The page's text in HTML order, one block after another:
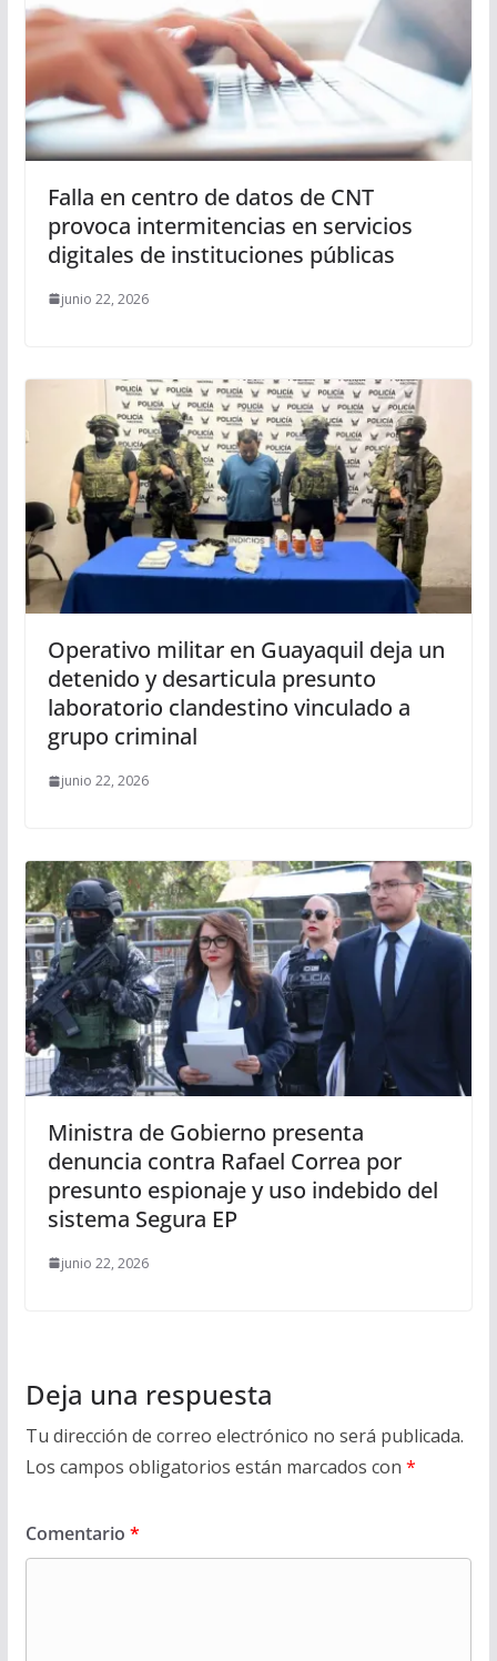
Falla en centro de datos de CNT
provoca intermitencias en servicios
digitales de instituciones públicas
junio 22, 2026
Operativo militar en Guayaquil deja un
detenido y desarticula presunto
laboratorio clandestino vinculado a
grupo criminal
junio 22, 2026
Ministra de Gobierno presenta
denuncia contra Rafael Correa por
presunto espionaje y uso indebido del
sistema Segura EP
junio 22, 2026
Deja una respuesta
Tu dirección de correo electrónico no será publicada.
Los campos obligatorios están marcados con *
Comentario *